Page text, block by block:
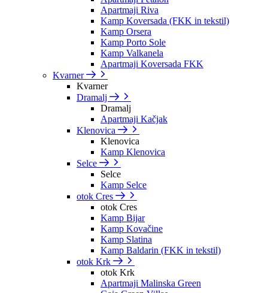
Apartmaji Riva
Kamp Koversada (FKK in tekstil)
Kamp Orsera
Kamp Porto Sole
Kamp Valkanela
Apartmaji Koversada FKK
Kvarner
Kvarner
Dramalj
Dramalj
Apartmaji Kačjak
Klenovica
Klenovica
Kamp Klenovica
Selce
Selce
Kamp Selce
otok Cres
otok Cres
Kamp Bijar
Kamp Kovačine
Kamp Slatina
Kamp Baldarin (FKK in tekstil)
otok Krk
otok Krk
Apartmaji Malinska Green